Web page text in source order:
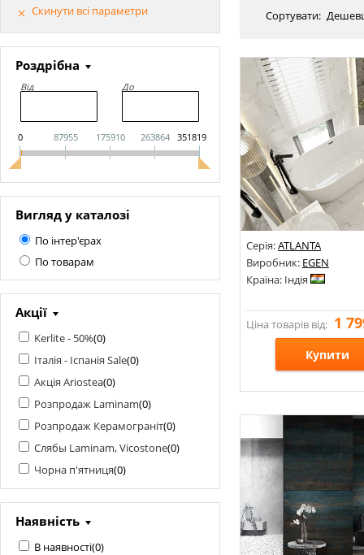
Скинути всі параметри
Роздрібна
Від До
0 87955 175910 263864 351819
Вигляд у каталозі
По інтер'єрах
По товарам
Акції
Kerlite - 50%(0)
Італія - Іспанія Sale(0)
Акція Ariostea(0)
Розпродаж Laminam(0)
Розпродаж Керамограніт(0)
Слябы Laminam, Vicostone(0)
Чорна п'ятниця(0)
Наявність
В наявності(0)
Сортувати:
Серія:ATLANTA
Виробник: EGEN
Країна: Індія
Ціна товарів від: 1
Купити
Розміри: 600х600;
Стилі: Під мармур;
Кольори: